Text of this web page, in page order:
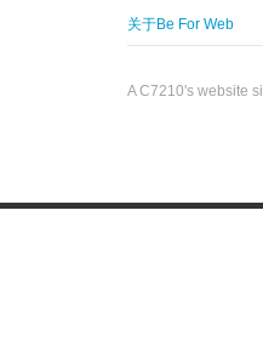
关于Be For Web
A C7210's website